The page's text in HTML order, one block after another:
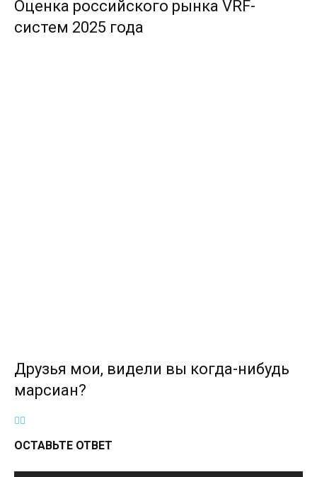
Оценка российского рынка VRF-
систем 2025 года
Друзья мои, видели вы когда-нибудь
марсиан?
ОСТАВЬТЕ ОТВЕТ